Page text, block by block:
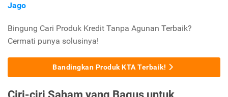
Jago
Bingung Cari Produk Kredit Tanpa Agunan Terbaik?
Cermati punya solusinya!
Bandingkan Produk KTA Terbaik!